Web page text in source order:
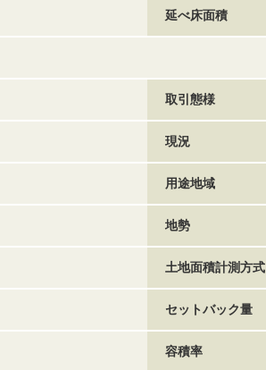
延べ床面積
取引態様
現況
用途地域
地勢
土地面積計測方式
セットバック量
容積率